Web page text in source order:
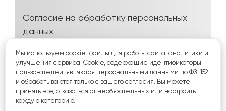
Согласие на обработку персональных
данных
Политика использования Cookie-файлов
Согласие на рассылку
Условия оплаты, возврата и выезда
Мы используем cookie-файлы для работы сайта, аналитики и
улучшения сервиса. Cookie, содержащие идентификаторы
пользователей, являются персональными данными по ФЗ-152
и обрабатываются только с вашего согласия. Вы можете
принять все, отказаться от необязательных или настроить
каждую категорию.